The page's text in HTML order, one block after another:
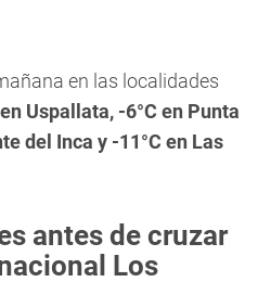
en las localidades
Uspallata, -6°C en Punta
del Inca y -11°C en Las
antes de cruzar
Los